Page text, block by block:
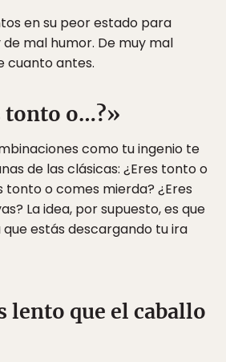
en su peor estado para
mal humor. De muy mal
cuanto antes.
tonto o…?»
como tu ingenio te
de las clásicas: ¿Eres tonto o
tonto o comes mierda? ¿Eres
La idea, por supuesto, es que
estás descargando tu ira
lento que el caballo